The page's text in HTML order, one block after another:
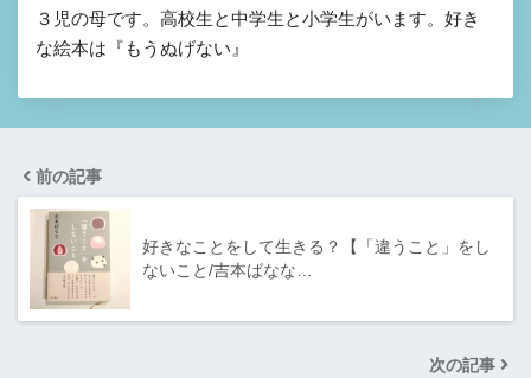
３児の母です。高校生と中学生と小学生がいます。好き
な絵本は『もうぬげない』
前の記事
好きなことをして生きる？【「違うこと」をし
ないこと/吉本ばなな…
次の記事